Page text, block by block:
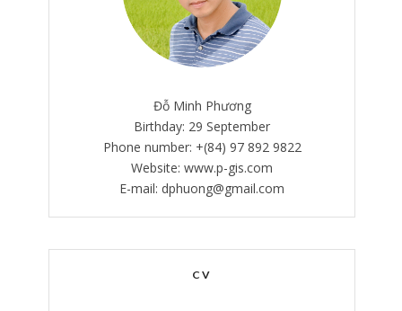
Đỗ Minh Phương
Birthday: 29 September
Phone number: +(84) 97 892 9822
Website: www.p-gis.com
E-mail: dphuong@gmail.com
CV